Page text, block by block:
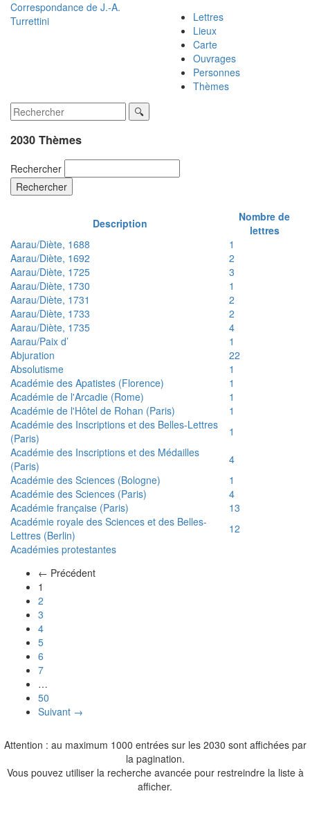
Correspondance de J.-A.
Turrettini
Lettres
Lieux
Carte
Ouvrages
Personnes
Thèmes
2030 Thèmes
Rechercher
Rechercher
Description
Nombre de
lettres
Aarau/Diète, 1688
1
Aarau/Diète, 1692
2
Aarau/Diète, 1725
3
Aarau/Diète, 1730
1
Aarau/Diète, 1731
2
Aarau/Diète, 1733
2
Aarau/Diète, 1735
4
Aarau/Paix d’
1
Abjuration
22
Absolutisme
1
Académie des Apatistes (Florence)
1
Académie de l'Arcadie (Rome)
1
Académie de l'Hôtel de Rohan (Paris)
1
Académie des Inscriptions et des Belles-Lettres
(Paris)
1
Académie des Inscriptions et des Médailles
(Paris)
4
Académie des Sciences (Bologne)
1
Académie des Sciences (Paris)
4
Académie française (Paris)
13
Académie royale des Sciences et des Belles-
Lettres (Berlin)
12
Académies protestantes
← Précédent
1
2
3
4
5
6
7
…
50
Suivant →
Attention : au maximum 1000 entrées sur les 2030 sont affichées par
la pagination.
Vous pouvez utiliser la recherche avancée pour restreindre la liste à
afficher.